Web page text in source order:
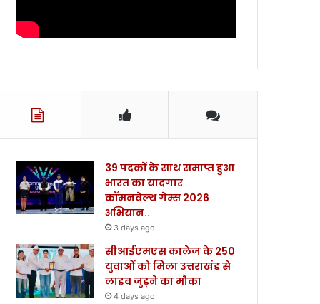
39 पदकों के साथ समाप्त हुआ
भारत का यादगार
कॉमनवेल्थ गेम्स 2026
अभियान..
3 days ago
सीआईएमएस कालेज के 250
युवाओं को मिला उत्तराखंड से
लाइव जुड़ने का मौका
4 days ago